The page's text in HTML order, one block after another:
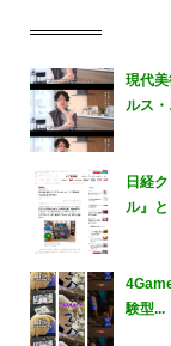
現代
ルス
日経
ル』
験型...